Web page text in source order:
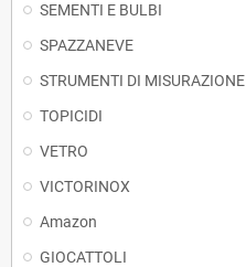
SEMENTI E BULBI
SPAZZANEVE
STRUMENTI DI MISURAZIONE
TOPICIDI
VETRO
VICTORINOX
Amazon
GIOCATTOLI